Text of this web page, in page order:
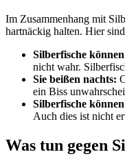
Im Zusammenhang mit
hartnäckig halten. Hier
Silberfische
nicht wahr.
Sie beißen nachts:
ein Biss
Silberfische
Auch dies ist nicht
Was tun gegen